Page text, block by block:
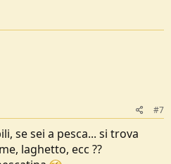
#7
se sei a pesca... si trova
laghetto, ecc ??